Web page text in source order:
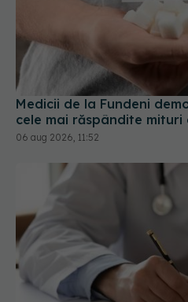
Medicii de la Fundeni
cele mai răspândite
06 aug 2026, 11:52